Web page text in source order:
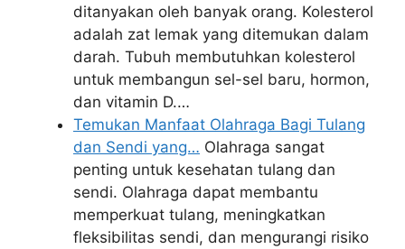
ditanyakan oleh banyak orang. Kolesterol
adalah zat lemak yang ditemukan dalam
darah. Tubuh membutuhkan kolesterol
untuk membangun sel-sel baru, hormon,
dan vitamin D.…
Temukan Manfaat Olahraga Bagi Tulang
dan Sendi yang… Olahraga sangat
penting untuk kesehatan tulang dan
sendi. Olahraga dapat membantu
memperkuat tulang, meningkatkan
fleksibilitas sendi, dan mengurangi risiko